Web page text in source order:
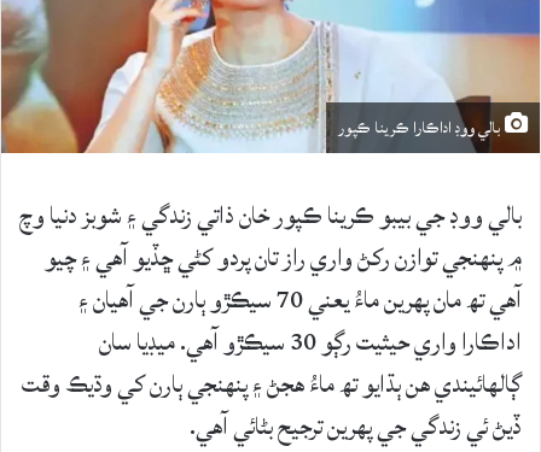
بالي ووڊ اداڪارا ڪرينا ڪپور
بالي ووڊ جي بيبو ڪرينا ڪپور خان ذاتي زندگي ۽ شوبز دنيا وچ
۾ پنهنجي توازن رکڻ واري راز تان پردو کڻي ڇڏيو آهي ۽ چيو
آهي تھ مان پهرين ماءُ يعني 70 سيڪڙو ٻارن جي آهيان ۽
اداڪارا واري حيثيت رڳو 30 سيڪڙو آهي. ميڊيا سان
ڳالهائيندي هن ٻڌايو تھ ماءُ هجڻ ۽ پنهنجي ٻارن کي وڌيڪ وقت
ڏيڻ ئي زندگي جي پهرين ترجيح بڻائي آهي.